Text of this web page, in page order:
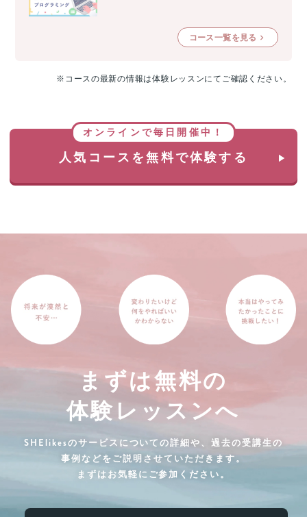
コース一覧を見る
※コースの最新の情報は体験レッスンにてご確認ください。
オンラインで毎日開催中！
人気コースを無料で体験する
まずは無料の
体験レッスンへ
SHElikesのサービスについての詳細や、過去の受講生の
事例などをご説明させていただきます。
まずはお気軽にご参加ください。